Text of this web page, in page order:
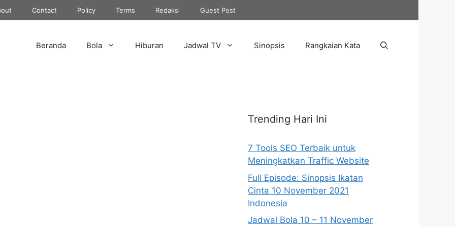
Contact Policy Terms Redaksi Guest Post
Beranda Bola Hiburan Jadwal TV Sinopsis Rangkaian Kata
Trending Hari Ini
7 Tools SEO Terbaik untuk
Meningkatkan Traffic Website
Full Episode: Sinopsis Ikatan
Cinta 10 November 2021
Indonesia
Jadwal Bola 10 – 11 November